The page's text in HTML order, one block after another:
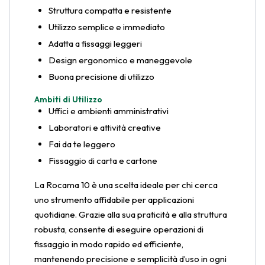
Struttura compatta e resistente
Utilizzo semplice e immediato
Adatta a fissaggi leggeri
Design ergonomico e maneggevole
Buona precisione di utilizzo
Ambiti di Utilizzo
Uffici e ambienti amministrativi
Laboratori e attività creative
Fai da te leggero
Fissaggio di carta e cartone
La Rocama 10 è una scelta ideale per chi cerca
uno strumento affidabile per applicazioni
quotidiane. Grazie alla sua praticità e alla struttura
robusta, consente di eseguire operazioni di
fissaggio in modo rapido ed efficiente,
mantenendo precisione e semplicità d’uso in ogni